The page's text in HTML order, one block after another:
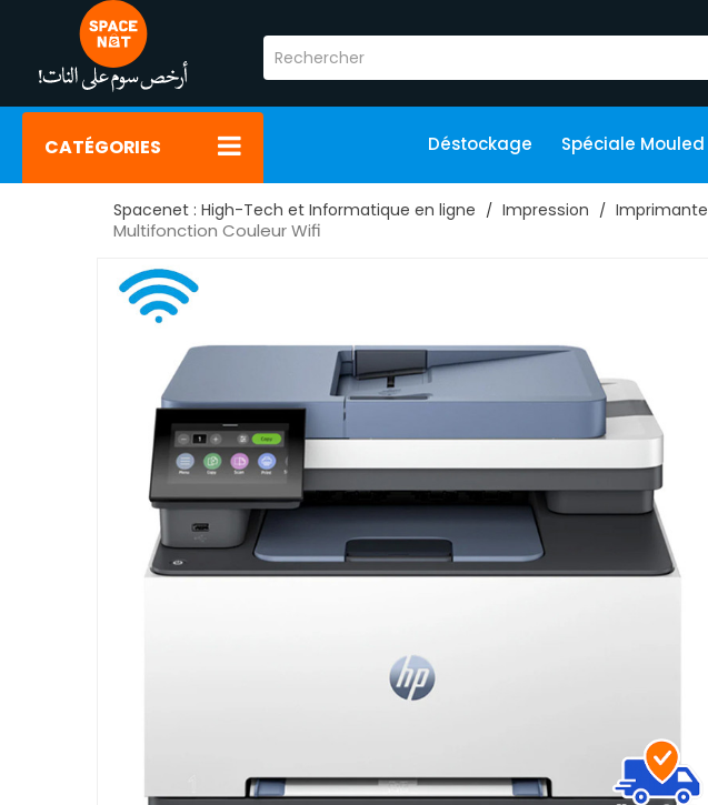
CATÉGORIES Déstockage Spéciale Mouled
Spacenet : High-Tech et Informatique en ligne Impression Imprimante
Multifonction Couleur Wifi